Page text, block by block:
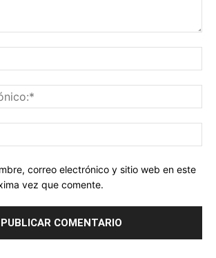
correo electrónico y sitio web en este
vez que comente.